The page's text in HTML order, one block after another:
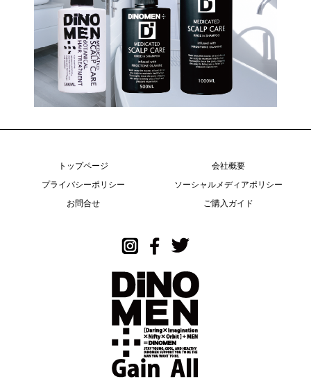
トップページ
会社概要
プライバシーポリシー
ソーシャルメディアポリシー
お問合せ
ご購入ガイド